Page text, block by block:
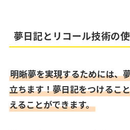
夢日記とリコール技術の
明晰夢を実現するためには、
立ちます！夢日記をつけるこ
えることができます。